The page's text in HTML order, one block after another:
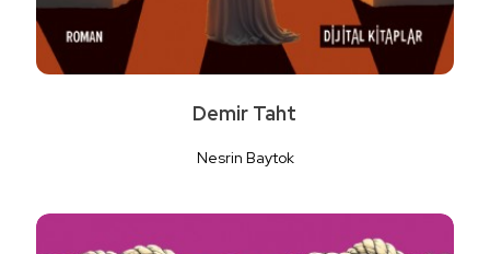
Demir Taht
Nesrin Baytok